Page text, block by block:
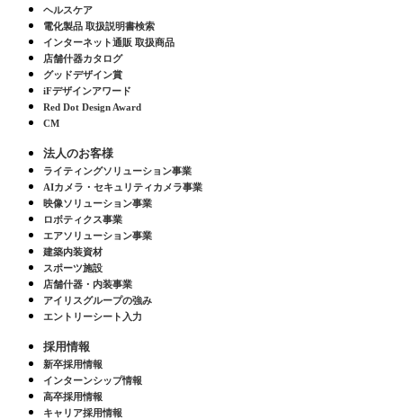
ヘルスケア
電化製品 取扱説明書検索
インターネット通販 取扱商品
店舗什器カタログ
グッドデザイン賞
iFデザインアワード
Red Dot Design Award
CM
法人のお客様
ライティングソリューション事業
AIカメラ・セキュリティカメラ事業
映像ソリューション事業
ロボティクス事業
エアソリューション事業
建築内装資材
スポーツ施設
店舗什器・内装事業
アイリスグループの強み
エントリーシート入力
採用情報
新卒採用情報
インターンシップ情報
高卒採用情報
キャリア採用情報